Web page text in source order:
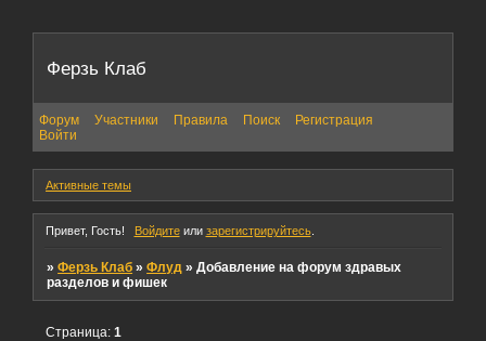
Ферзь Клаб
Форум Участники Правила Поиск
Регистрация
Войти
Активные темы
Привет, Гость! Войдитеили зарегистрируйтесь.
»Ферзь Клаб »Флуд »Добавление на форум здравых
разделов и фишек
Страница:1